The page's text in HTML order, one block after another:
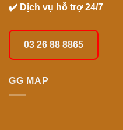
✔️ Dịch vụ hỗ trợ 24/7
03 26 88 8865
GG MAP